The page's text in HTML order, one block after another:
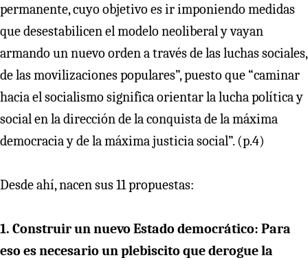
permanente, cuyo objetivo es ir imponiendo medidas
que desestabilicen el modelo neoliberal y vayan
armando un nuevo orden a través de las luchas sociales,
de las movilizaciones populares”, puesto que “caminar
hacia el socialismo significa orientar la lucha política y
social en la dirección de la conquista de la máxima
democracia y de la máxima justicia social”. (p.4)
Desde ahí, nacen sus 11 propuestas:
1. Construir un nuevo Estado democrático: Para
eso es necesario un plebiscito que derogue la